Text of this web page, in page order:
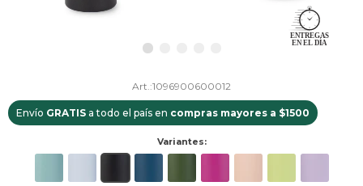
1096900600012
Envío GRATIS a todo el país en compras mayores a $1500
Variantes: